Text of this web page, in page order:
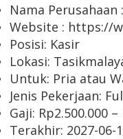
Nama Perusahaan :
Website : https://
Posisi: Kasir
Lokasi:
Untuk: Pria atau
Jenis Pekerjaan:
Gaji: Rp2.500.000–
Terakhir: 2027-06-